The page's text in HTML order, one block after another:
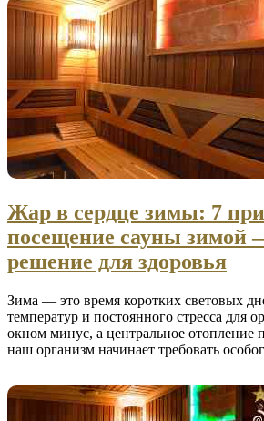
Жар в сердце зимы: 7
посещение сауны зимой
решение для здоровья
Зима — это время коротких световых
температур и постоянного стресса для
окном минус, а центральное отопление
наш организм начинает требовать